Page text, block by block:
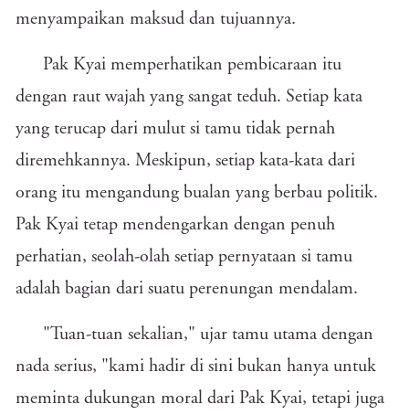
menyampaikan maksud dan tujuannya.
Pak Kyai memperhatikan pembicaraan itu
dengan raut wajah yang sangat teduh. Setiap kata
yang terucap dari mulut si tamu tidak pernah
diremehkannya. Meskipun, setiap kata-kata dari
orang itu mengandung bualan yang berbau politik.
Pak Kyai tetap mendengarkan dengan penuh
perhatian, seolah-olah setiap pernyataan si tamu
adalah bagian dari suatu perenungan mendalam.
"Tuan-tuan sekalian," ujar tamu utama dengan
nada serius, "kami hadir di sini bukan hanya untuk
meminta dukungan moral dari Pak Kyai, tetapi juga